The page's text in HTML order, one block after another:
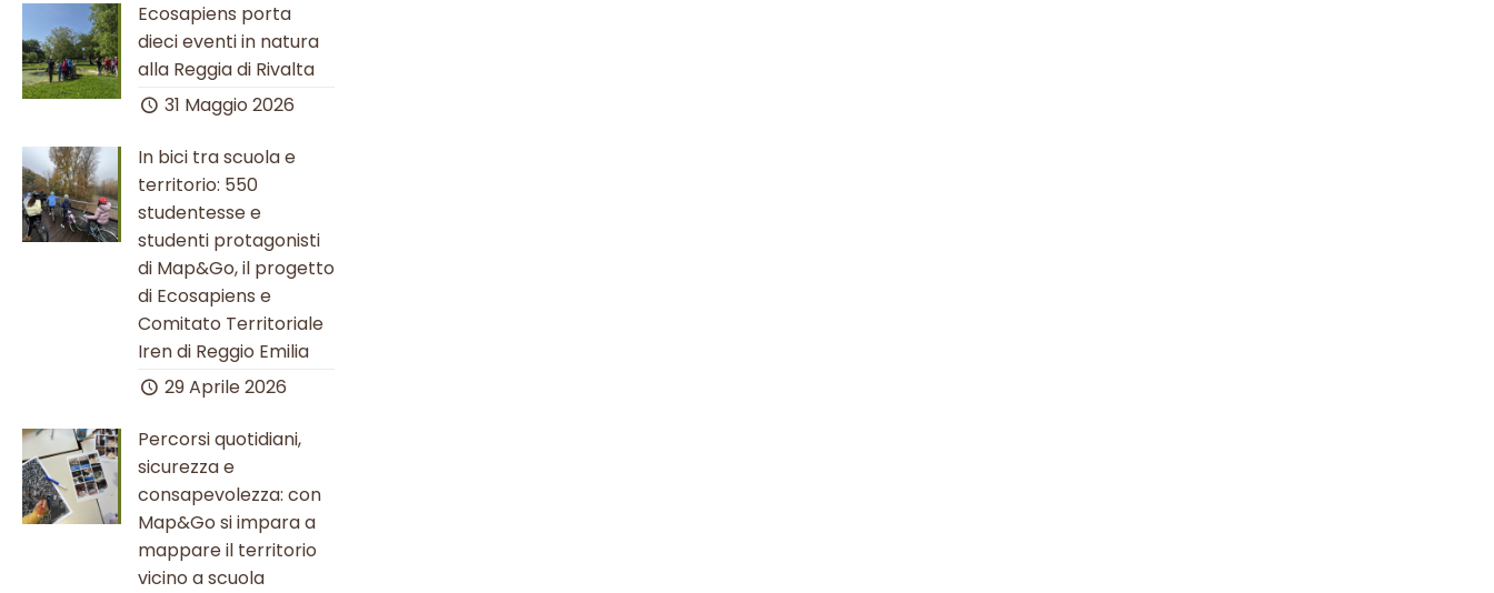
Ecosapiens porta
dieci eventi in natura
alla Reggia di Rivalta
31 Maggio 2026
In bici tra scuola e
territorio: 550
studentesse e
studenti protagonisti
di Map&Go, il progetto
di Ecosapiens e
Comitato Territoriale
Iren di Reggio Emilia
29 Aprile 2026
Percorsi quotidiani,
sicurezza e
consapevolezza: con
Map&Go si impara a
mappare il territorio
vicino a scuola